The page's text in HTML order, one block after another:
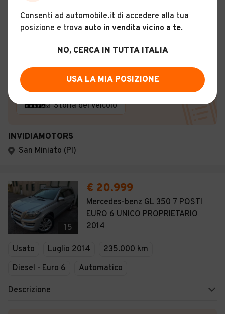
Usato Marzo 2015
249.000 km
Diesel - Euro 6
Certificazioni e Garanzie
Storia del veicolo
INVIDIAMOTORS
San Miniato (PI)
15
€ 20.999
Mercedes-benz GL 350 7 POSTI
EURO 6 UNICO PROPRIETARIO
2014
Usato Luglio 2014
235.000 km
Diesel - Euro 6
Automatico
Descrizione
Consenti ad automobile.it di accedere alla tua
posizione e trova auto in vendita vicino a te.
NO, CERCA IN TUTTA ITALIA
USA LA MIA POSIZIONE